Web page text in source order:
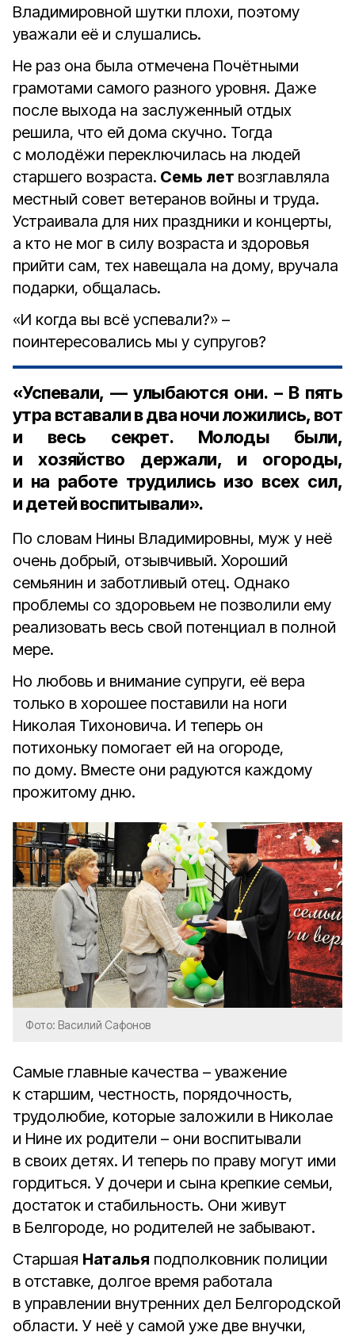
Владимировной шутки плохи, поэтому
уважали её и слушались.
Не раз она была отмечена Почётными
грамотами самого разного уровня. Даже
после выхода на заслуженный отдых
решила, что ей дома скучно. Тогда
с молодёжи переключилась на людей
старшего возраста. Семь лет возглавляла
местный совет ветеранов войны и труда.
Устраивала для них праздники и концерты,
а кто не мог в силу возраста и здоровья
прийти сам, тех навещала на дому, вручала
подарки, общалась.
«И когда вы всё успевали?» –
поинтересовались мы у супругов?
«Успевали, — улыбаются они. – В пять
утра вставали в два ночи ложились, вот
и весь секрет. Молоды были,
и хозяйство держали, и огороды,
и на работе трудились изо всех сил,
и детей воспитывали».
По словам Нины Владимировны, муж у неё
очень добрый, отзывчивый. Хороший
семьянин и заботливый отец. Однако
проблемы со здоровьем не позволили ему
реализовать весь свой потенциал в полной
мере.
Но любовь и внимание супруги, её вера
только в хорошее поставили на ноги
Николая Тихоновича. И теперь он
потихоньку помогает ей на огороде,
по дому. Вместе они радуются каждому
прожитому дню.
Фото: Василий Сафонов
Самые главные качества – уважение
к старшим, честность, порядочность,
трудолюбие, которые заложили в Николае
и Нине их родители – они воспитывали
в своих детях. И теперь по праву могут ими
гордиться. У дочери и сына крепкие семьи,
достаток и стабильность. Они живут
в Белгороде, но родителей не забывают.
Старшая Наталья подполковник полиции
в отставке, долгое время работала
в управлении внутренних дел Белгородской
области. У неё у самой уже две внучки,